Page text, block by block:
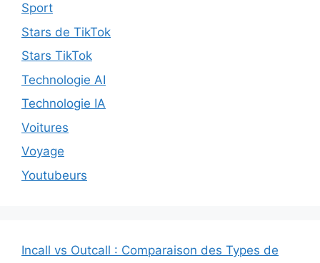
Sport
Stars de TikTok
Stars TikTok
Technologie AI
Technologie IA
Voitures
Voyage
Youtubeurs
Incall vs Outcall : Comparaison des Types de